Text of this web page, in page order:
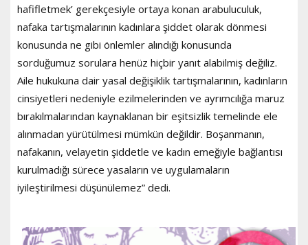
hafifletmek’ gerekçesiyle ortaya konan arabuluculuk,
nafaka tartışmalarının kadınlara şiddet olarak dönmesi
konusunda ne gibi önlemler alındığı konusunda
sorduğumuz sorulara henüz hiçbir yanıt alabilmiş değiliz.
Aile hukukuna dair yasal değişiklik tartışmalarının, kadınların
cinsiyetleri nedeniyle ezilmelerinden ve ayrımcılığa maruz
bırakılmalarından kaynaklanan bir eşitsizlik temelinde ele
alınmadan yürütülmesi mümkün değildir. Boşanmanın,
nafakanın, velayetin şiddetle ve kadın emeğiyle bağlantısı
kurulmadığı sürece yasaların ve uygulamaların
iyileştirilmesi düşünülemez” dedi.